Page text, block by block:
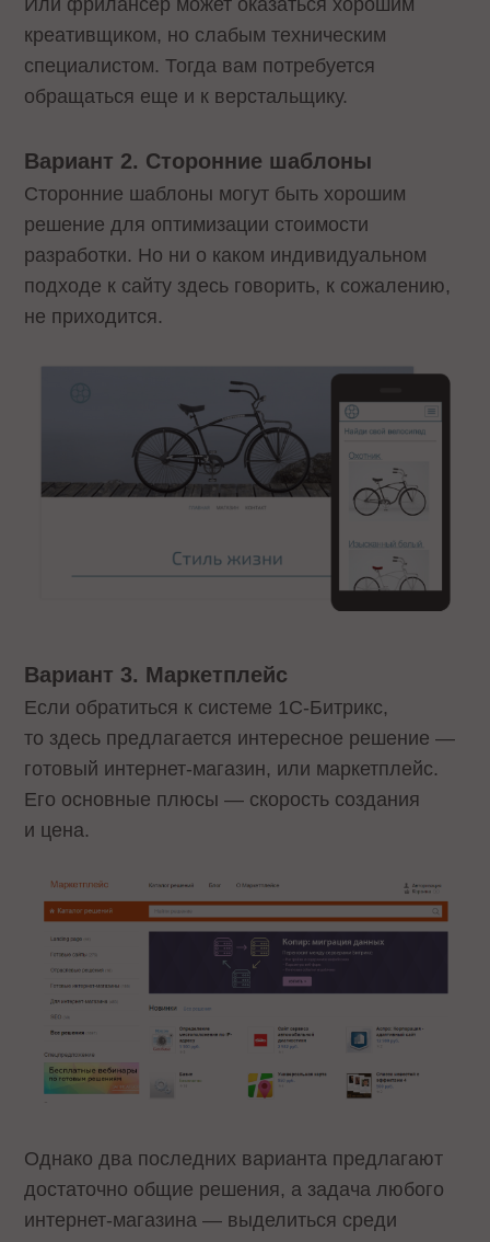
Или фрилансер может оказаться хорошим
креативщиком, но слабым техническим
специалистом. Тогда вам потребуется
обращаться еще и к верстальщику.
Вариант 2. Сторонние шаблоны
Сторонние шаблоны могут быть хорошим
решение для оптимизации стоимости
разработки. Но ни о каком индивидуальном
подходе к сайту здесь говорить, к сожалению,
не приходится.
Вариант 3. Маркетплейс
Если обратиться к системе 1С-Битрикс,
то здесь предлагается интересное решение —
готовый интернет-магазин, или маркетплейс.
Его основные плюсы — скорость создания
и цена.
Однако два последних варианта предлагают
достаточно общие решения, а задача любого
интернет-магазина — выделиться среди